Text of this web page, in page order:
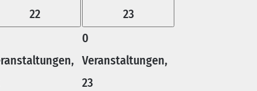
22
23
0
Veranstaltungen,
23